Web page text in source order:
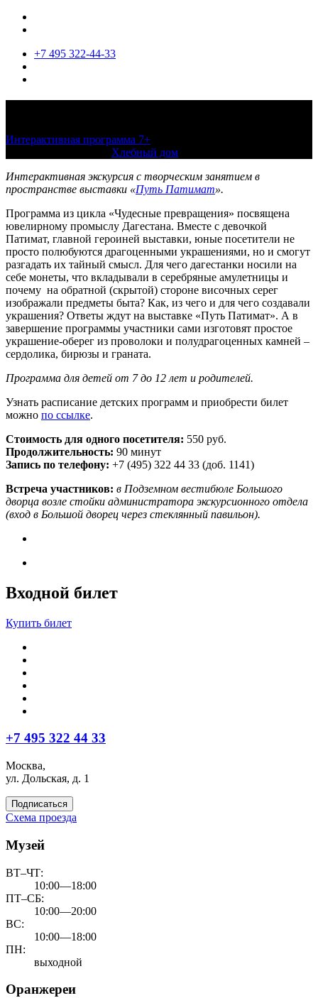
+7 495 322-44-33
Интерактивная программа 7+
Хлебный дом
Интерактивная экскурсия с творческим занятием в
пространстве выставки «Путь Патимат».
Программа из цикла «Чудесные превращения» посвящена
ювелирному промыслу Дагестана. Вместе с девочкой
Патимат, главной героиней выставки, юные посетители не
просто полюбуются драгоценными украшениями, но и смогут
разгадать их тайный смысл. Для чего дагестанки носили на
себе монеты, что вкладывали в серебряные амулетницы и
почему на обратной (скрытой) стороне височных серег
изображали предметы быта? Как, из чего и для чего создавали
украшения? Ответы ждут на выставке «Путь Патимат». А в
завершение программы участники сами изготовят простое
украшение-оберег из проволоки и полудрагоценных камней –
сердолика, бирюзы и граната.
Программа для детей от 7 до 12 лет и родителей.
Узнать расписание детских программ и приобрести билет
можно по ссылке.
Стоимость для одного посетителя: 550 руб.
Продолжительность: 90 минут
Запись по телефону: +7 (495) 322 44 33 (доб. 1141)
Встреча участников: в Подземном вестибюле Большого
дворца возле стойки администратора экскурсионного отдела
(вход в Большой дворец через стеклянный павильон).
Входной билет
Купить билет
+7 495 322 44 33
Москва,
ул. Дольская, д. 1
Подписаться
Схема проезда
Музей
ВТ–ЧТ:
10:00—18:00
ПТ–СБ:
10:00—20:00
ВС:
10:00—18:00
ПН:
выходной
Оранжереи